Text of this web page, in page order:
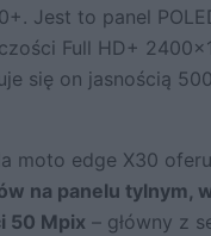
Jest to panel
Full HD+
się on jasnością
moto edge X30
na panelu tylnym,
50 Mpix – główny z